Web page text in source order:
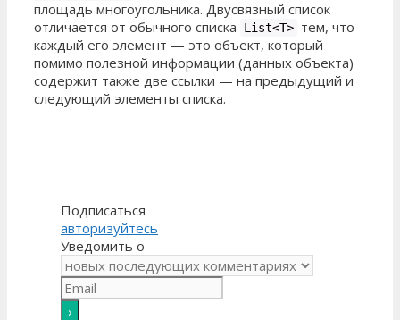
площадь многоугольника. Двусвязный список
отличается от обычного списка
List<T> тем, что
каждый его элемент — это объект, который
помимо полезной информации (данных объекта)
содержит также две ссылки — на предыдущий и
следующий элементы списка.
Подписаться
авторизуйтесь
Уведомить о